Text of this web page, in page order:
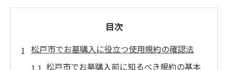
目次
松戸市でお墓購入に役立つ使用規約の確認法
松戸市でお墓購入前に知るべき規約の基本